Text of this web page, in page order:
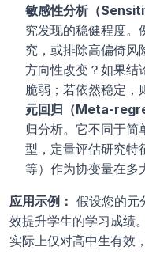
敏感性分析（
究发现的稳健程度。
究，或排除高偏倚风
方向性改变？如果结
脆弱；若依然稳定，
元回归（Meta-
归分析。它不同于简
型，定量评估研究特
等）作为协变量在多
应用示例： 假设您的元
效提升学生的学习成绩
实际上仅对高中生有效